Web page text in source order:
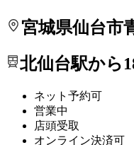
宮城県仙台市
北仙台駅から
ネット予約可
営業中
店頭受取
オンライン決済可